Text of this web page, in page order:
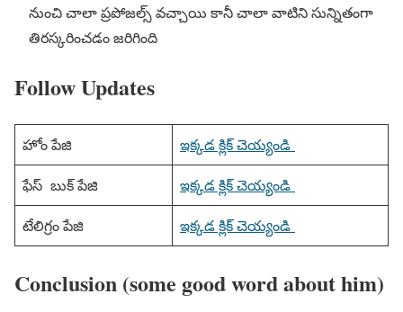
నుంచి చాలా ప్రపోజల్స్ వచ్చాయి కానీ చాలా వాటిని సున్నితంగా
తిరస్కరించడం జరిగింది
Follow Updates
హోం పేజి ఇక్కడ క్లిక్ చెయ్యండి
ఫేస్ బుక్ పేజి ఇక్కడ క్లిక్ చెయ్యండి
టేలిగ్రం పేజి ఇక్కడ క్లిక్ చెయ్యండి
Conclusion (some good word about him)